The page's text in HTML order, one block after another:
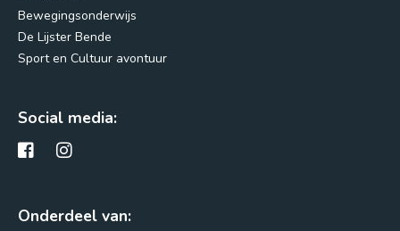
Bewegingsonderwijs
De Lijster Bende
Sport en Cultuur avontuur
Social media:
Onderdeel van: